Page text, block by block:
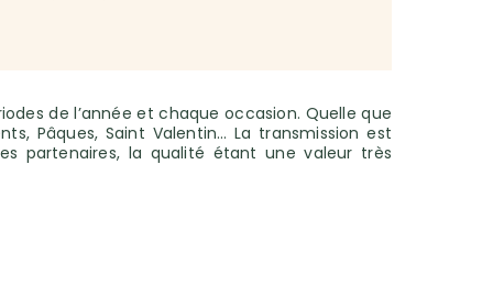
de l’année et chaque occasion. Quelle que
Pâques, Saint Valentin… La transmission est
partenaires, la qualité étant une valeur très